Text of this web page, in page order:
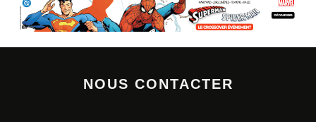
NOUS CONTACTER